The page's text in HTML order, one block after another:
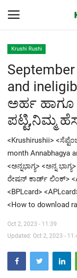
Home
Finance
Contact
ರೈತರ ಯಶೋಗಾಥೆಗಳು
Krushi Rushi
ಮುಂದಿನ 5 ದಿನಗಳ
Krushi Rushi
and
ಅರ್ಹ ಹಾಗೂ
ಪಟ್ಟಿ,ನಿಮ್ಮ
<Krushirushii>
month Annabhagya
<ಅನ್ನಭಾಗ್ಯ> <ಅನ್ನ
ರೇಷನ್ ಕಾರ್ಡ್ ಲಿಂಕ್>
<BPLcard>
<How to download
Oct 2, 2023 - 11:39
Updated: Oct 2, 2023 -